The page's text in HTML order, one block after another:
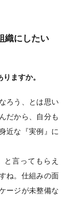
織にしたい
ますか。
ろう、とは思い
だから、自分も
近な『実例』に
言ってもらえ
ね。仕組みの面
ージが未整備な